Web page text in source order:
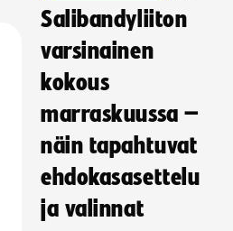
Salibandyliiton
varsinainen
kokous
marraskuussa –
näin tapahtuvat
ehdokasasettelu
ja valinnat